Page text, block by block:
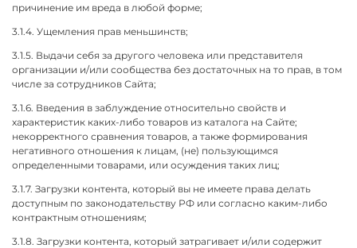
причинение им вреда в любой форме;
3.1.4. Ущемления прав меньшинств;
3.1.5. Выдачи себя за другого человека или представителя
организации и/или сообщества без достаточных на то прав, в том
числе за сотрудников Сайта;
3.1.6. Введения в заблуждение относительно свойств и
характеристик каких-либо товаров из каталога на Сайте;
некорректного сравнения товаров, а также формирования
негативного отношения к лицам, (не) пользующимся
определенными товарами, или осуждения таких лиц;
3.1.7. Загрузки контента, который вы не имеете права делать
доступным по законодательству РФ или согласно каким-либо
контрактным отношениям;
3.1.8. Загрузки контента, который затрагивает и/или содержит